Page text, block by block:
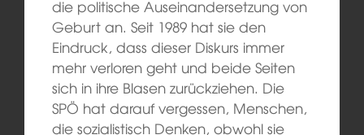
die politische Auseinandersetzung von
Geburt an. Seit 1989 hat sie den
Eindruck, dass dieser Diskurs immer
mehr verloren geht und beide Seiten
sich in ihre Blasen zurückziehen. Die
SPÖ hat darauf vergessen, Menschen,
die sozialistisch Denken, obwohl sie